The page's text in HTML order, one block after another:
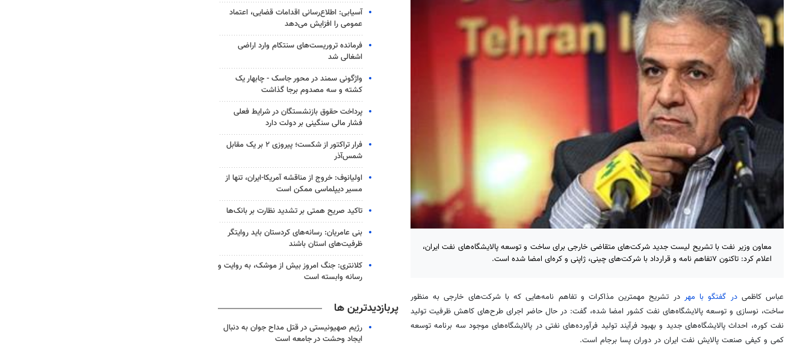
معاون وزیر نفت با تشریح لیست جدید شرکت‌های متقاضی خارجی برای ساخت و توسعه پالایشگاه‌های نفت ایران،
اعلام کرد: تاکنون ۷تفاهم نامه و قرارداد با شرکت‌های چینی، ژاپنی و کره‌ای امضا شده است.
عباس کاظمیدر گفتگو با مهر در تشریح مهمترین مذاکرات و تفاهم نامه‌هایی که با شرکت‌های خارجی به منظور
ساخت، نوسازی و توسعه پالایشگاه‌های نفت کشور امضا شده، گفت: در حال حاضر اجرای طرح‌های کاهش ظرفیت تولید
نفت کوره، احداث پالایشگاه‌های جدید و بهبود فرآیند تولید فرآورده‌های نفتی در پالایشگاه‌های موجود سه برنامه توسعه
کمی و کیفی صنعت پالایش نفت ایران در دوران پسا برجام است.
آسیابی: اطلاع‌رسانی اقدامات قضایی، اعتماد
عمومی را افزایش می‌دهد
فرمانده تروریست‌های سنتکام وارد اراضی
اشغالی شد
واژگونی سمند در محور جاسک - چابهار یک
کشته و سه مصدوم برجا گذاشت
پرداخت حقوق بازنشستگان در شرایط فعلی
فشار مالی سنگینی بر دولت دارد
فرار تراکتور از شکست؛ پیروزی ۲ بر یک مقابل
شمس‌آذر
اولیانوف: خروج از مناقشه آمریکا-ایران، تنها از
مسیر دیپلماسی ممکن است
تاکید صریح همتی بر تشدید نظارت بر بانک‌ها
بنی عامریان: رسانه‌های کردستان باید روایتگر
ظرفیت‌های استان باشند
کلانتری: جنگ امروز بیش از موشک، به روایت و
رسانه وابسته است
پربازدیدترین ها
رژیم صهیونیستی در قتل مداح جوان به دنبال
ایجاد وحشت در جامعه است